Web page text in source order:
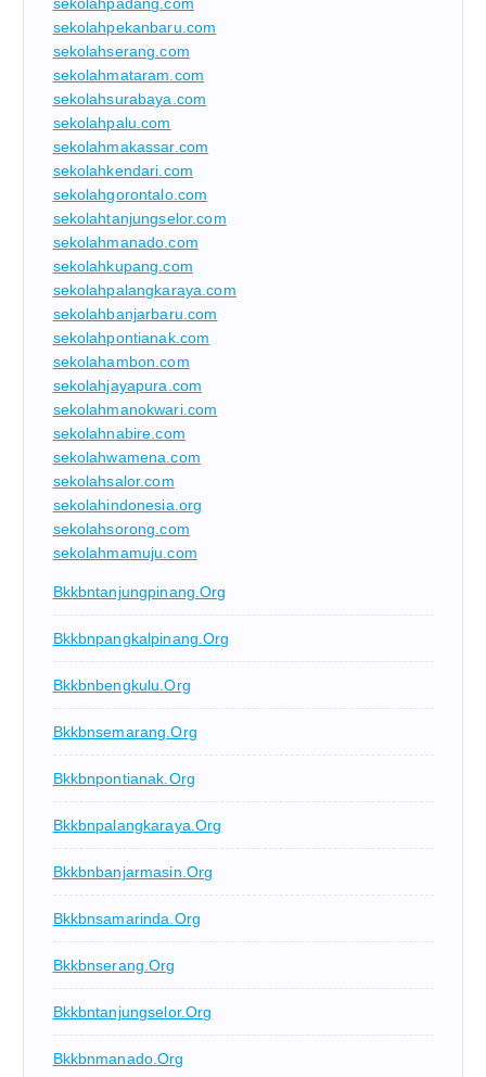
sekolahpekanbaru.com
sekolahserang.com
sekolahmataram.com
sekolahsurabaya.com
sekolahpalu.com
sekolahmakassar.com
sekolahkendari.com
sekolahgorontalo.com
sekolahtanjungselor.com
sekolahmanado.com
sekolahkupang.com
sekolahpalangkaraya.com
sekolahbanjarbaru.com
sekolahpontianak.com
sekolahambon.com
sekolahjayapura.com
sekolahmanokwari.com
sekolahnabire.com
sekolahwamena.com
sekolahsalor.com
sekolahindonesia.org
sekolahsorong.com
sekolahmamuju.com
Bkkbntanjungpinang.org
Bkkbnpangkalpinang.org
Bkkbnbengkulu.org
Bkkbnsemarang.org
Bkkbnpontianak.org
Bkkbnpalangkaraya.org
Bkkbnbanjarmasin.org
Bkkbnsamarinda.org
Bkkbnserang.org
Bkkbntanjungselor.org
Bkkbnmanado.org